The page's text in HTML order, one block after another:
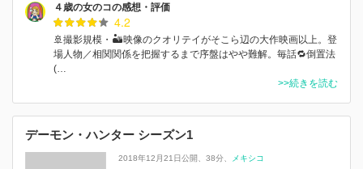
４歳の女のコの感想・評価
4.2
🚢撮影規模・🏜映像のクオリテイがそこら辺の大作映画以上。登
場人物／相関関係を把握するまで序盤はやや難解。毎話🔁倒置法
(…
>>続きを読む
デーモン・ハンター シーズン1
2018年12月21日公開 38分
メキシコ